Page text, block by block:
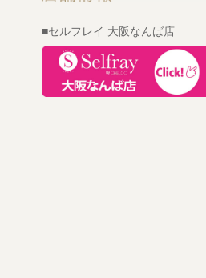
■セルフレイ 大阪なんば店